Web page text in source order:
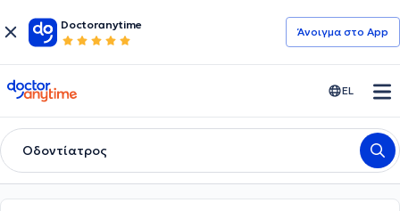
Doctoranytime
Άνοιγμα στο App
doctoranytime EL
Οδοντίατρος